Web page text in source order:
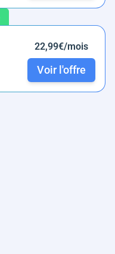
22,99€/mois
Voir l'offre